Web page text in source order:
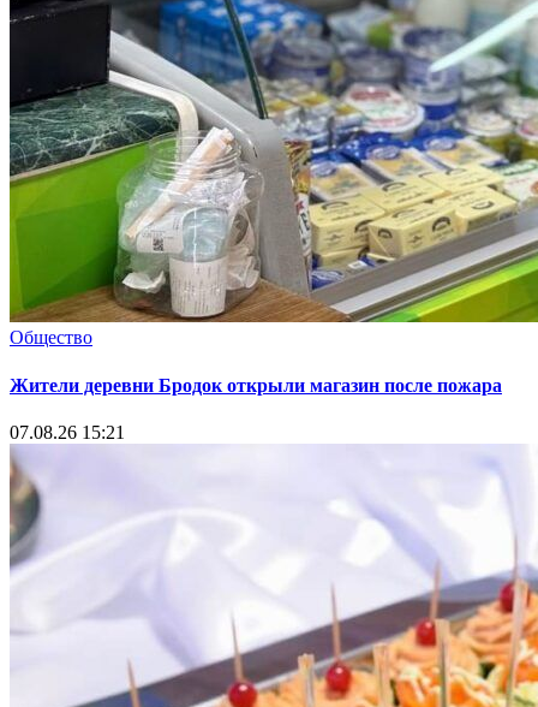
Общество
Жители деревни Бродок открыли магазин после пожара
07.08.26 15:21